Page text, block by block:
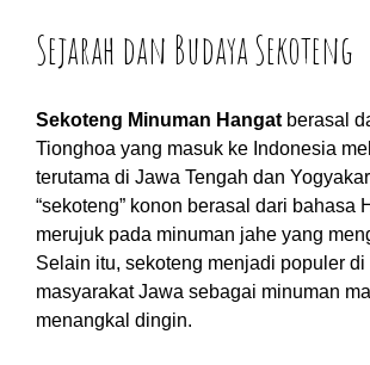
Sejarah dan Budaya Sekoteng
Sekoteng Minuman Hangat berasal
Tionghoa yang masuk ke Indonesia
terutama di Jawa Tengah dan
“sekoteng” konon berasal dari bahasa
merujuk pada minuman jahe yang
Selain itu, sekoteng menjadi populer di
masyarakat Jawa sebagai minuman
menangkal dingin.